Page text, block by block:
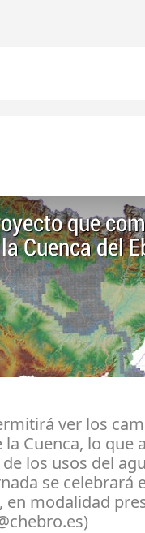
que
Cuenca del
ver los
Cuenca, lo que
los usos del
se celebrará
en modalidad